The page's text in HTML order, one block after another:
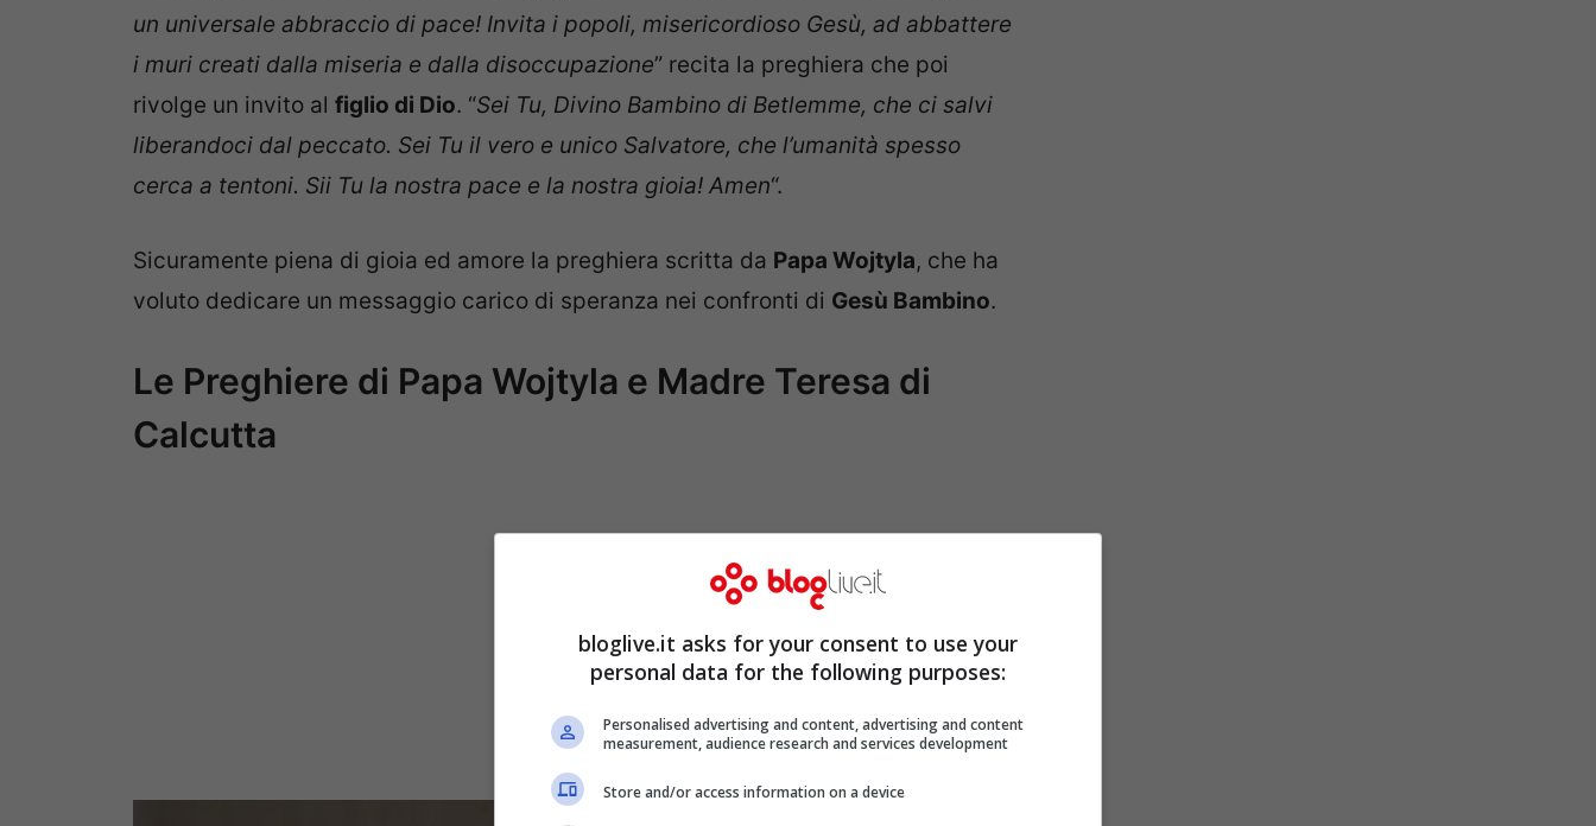
un universale abbraccio di pace! Invita i popoli, misericordioso Gesù, ad abbattere
i muri creati dalla miseria e dalla disoccupazione” recita la preghiera che poi
rivolge un invito al figlio di Dio. “Sei Tu, Divino Bambino di Betlemme, che ci salvi
liberandoci dal peccato. Sei Tu il vero e unico Salvatore, che l’umanità spesso
cerca a tentoni. Sii Tu la nostra pace e la nostra gioia! Amen“.
Sicuramente piena di gioia ed amore la preghiera scritta da Papa Wojtyla, che ha
voluto dedicare un messaggio carico di speranza nei confronti di Gesù Bambino.
Le Preghiere di Papa Wojtyla e Madre Teresa di
Calcutta
bloglive.it asks for your consent to use your
personal data for the following purposes:
Personalised advertising and content, advertising and content
measurement, audience research and services development
Store and/or access information on a device